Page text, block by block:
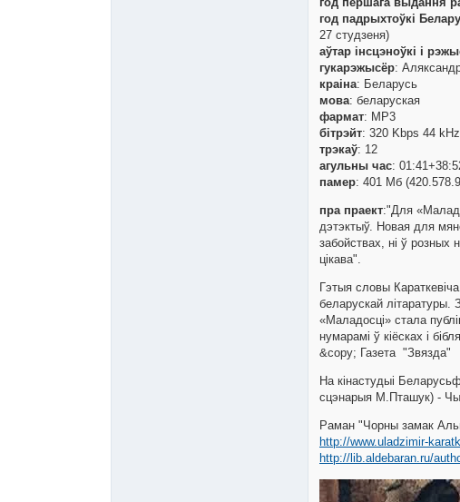
год падрыхтоўкі
27 студзеня)
аўтар інсцэноўкі і
гукарэжысёр:
краіна: Беларусь
мова: беларуская
фармат: MP3
бітрэйт: 320 Kbps 44 kHz
трэкаў: 12
агульны час:
памер: 401 Мб
пра праект:"Для
дэтэктыў. Новая для
забойствах, нi ў розных
цiкава".
Гэтыя словы
беларускай лiтаратуры.
«Маладосцi» стала
нумарамi ў кiёсках i
&copy; Газета "Звязда"
На кінастудыі
сцэнарыя М.Пташук) -
Раман "Чорны замак
http://www.uladzimir-
http://lib.aldebaran.ru/